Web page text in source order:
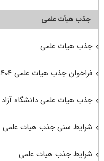
جذب هیأت علمی
جذب هیات علمی
فراخوان جذب هیات علمی ۱۴۰۴
جذب هیات علمی دانشگاه آزاد
شرایط سنی جذب هیات علمی
شرایط جذب هیات علمی